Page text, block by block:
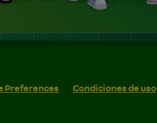
Preferences
Condiciones de uso